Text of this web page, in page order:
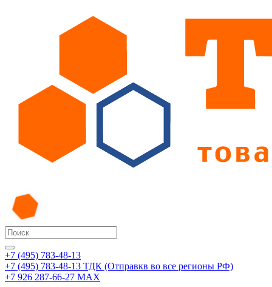
+7 (495) 783-48-13
+7 (495) 783-48-13 ТДК (Отправкв во все регионы РФ)
+7 926 287-66-27 МАХ